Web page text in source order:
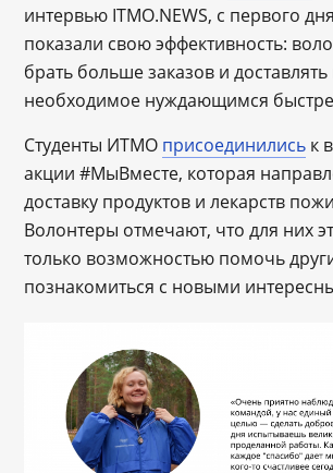
интервью ITMO.NEWS, с первого
показали свою эффективность:
брать больше заказов и доставлять
необходимое нуждающимся
Студенты ИТМО присоединились к
акции #МыВместе, которая
доставку продуктов и лекарств
Волонтеры отмечают, что для них
только возможностью помочь
познакомиться с новыми